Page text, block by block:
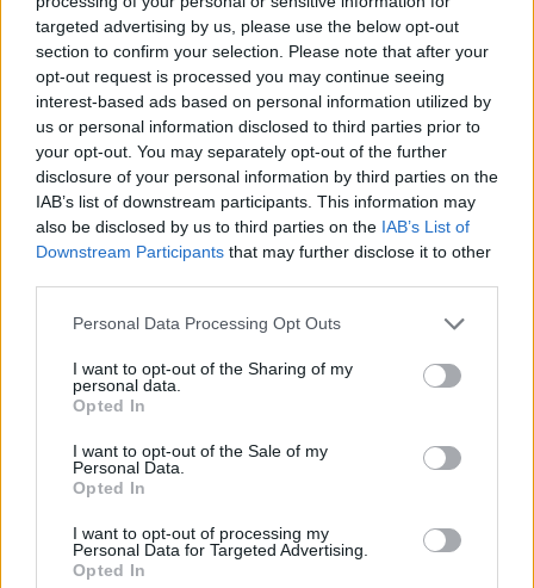
targeted advertising by us, please use the below opt-out
section to confirm your selection. Please note that after your
opt-out request is processed you may continue seeing
interest-based ads based on personal information utilized by
us or personal information disclosed to third parties prior to
your opt-out. You may separately opt-out of the further
disclosure of your personal information by third parties on the
IAB’s list of downstream participants. This information may
also be disclosed by us to third parties on the IAB’s List of
Downstream Participants that may further disclose it to other
Personal Data Processing Opt Outs
I want to opt-out of the Sharing of my
personal data.
Opted In
I want to opt-out of the Sale of my
Personal Data.
Opted In
I want to opt-out of processing my
Personal Data for Targeted Advertising.
Opted In
ανέφερε. Σημείωσε ότι ο πληθυσμός
της άγριας πανίδας έχει αυξηθεί πολύ
τα τελευταία χρόνια κάτι που απαιτεί
προσοχή από όλους.
Κυρίως όμως απαιτεί οργανωμένη
αρκούδες είτε και για τους λύκους.
Δασαρχεία όσο και οι οικολογικές
οργανώσεις που δραστηριοποιούνται
στον συγκεκριμένο τομέα.